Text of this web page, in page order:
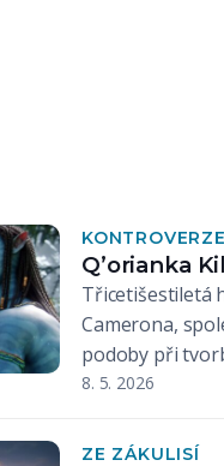
KONTROVERZE
Q’orianka
Třicetišestiletá
Camerona,
podoby při
8. 5. 2026
ZE ZÁKULISÍ